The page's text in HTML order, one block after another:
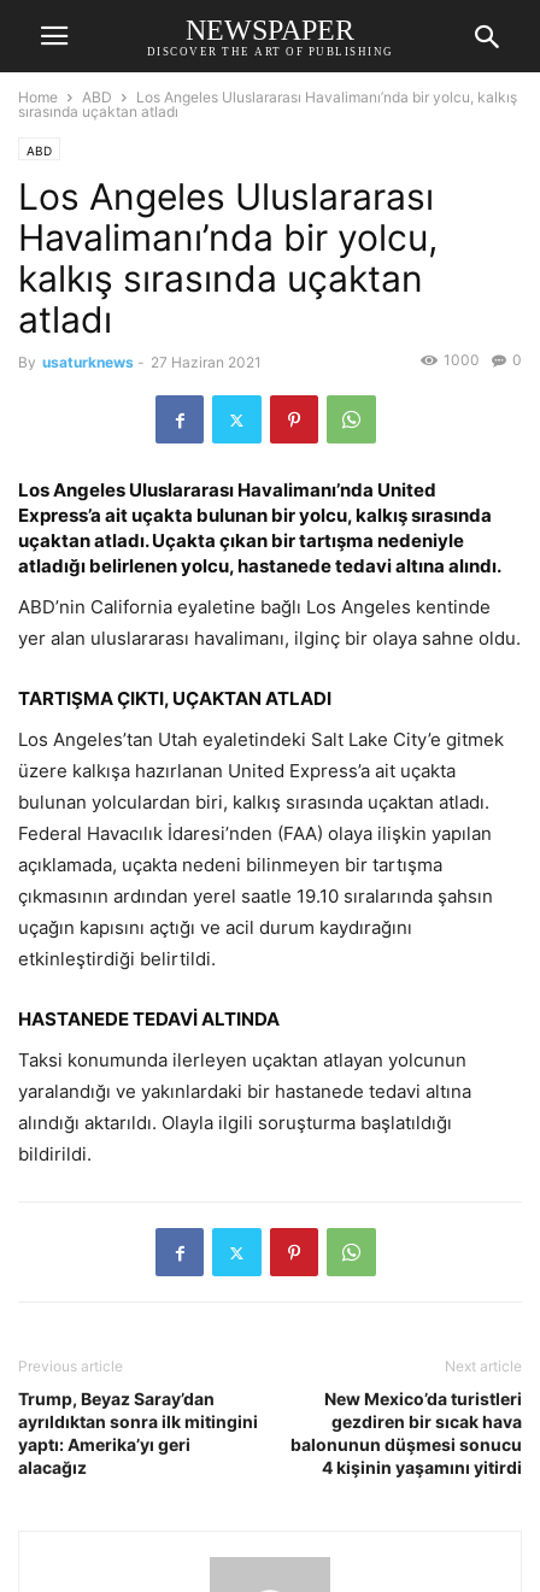
NEWSPAPER
DISCOVER THE ART OF PUBLISHING
Home ABD
Los Angeles Uluslararası Havalimanı’nda bir yolcu, kalkış
sırasında uçaktan atladı
ABD
Los Angeles Uluslararası
Havalimanı’nda bir yolcu,
kalkış sırasında uçaktan
atladı
By usaturknews - 27 Haziran 2021 0
1000
Los Angeles Uluslararası Havalimanı’nda United
Express’a ait uçakta bulunan bir yolcu, kalkış sırasında
uçaktan atladı. Uçakta çıkan bir tartışma nedeniyle
atladığı belirlenen yolcu, hastanede tedavi altına alındı.
ABD’nin California eyaletine bağlı Los Angeles kentinde
yer alan uluslararası havalimanı, ilginç bir olaya sahne oldu.
TARTIŞMA ÇIKTI, UÇAKTAN ATLADI
Los Angeles’tan Utah eyaletindeki Salt Lake City’e gitmek
üzere kalkışa hazırlanan United Express’a ait uçakta
bulunan yolculardan biri, kalkış sırasında uçaktan atladı.
Federal Havacılık İdaresi’nden (FAA) olaya ilişkin yapılan
açıklamada, uçakta nedeni bilinmeyen bir tartışma
çıkmasının ardından yerel saatle 19.10 sıralarında şahsın
uçağın kapısını açtığı ve acil durum kaydırağını
etkinleştirdiği belirtildi.
HASTANEDE TEDAVİ ALTINDA
Taksi konumunda ilerleyen uçaktan atlayan yolcunun
yaralandığı ve yakınlardaki bir hastanede tedavi altına
alındığı aktarıldı. Olayla ilgili soruşturma başlatıldığı
bildirildi.
Previous article
Trump, Beyaz Saray’dan
ayrıldıktan sonra ilk mitingini
yaptı: Amerika’yı geri
alacağız
Next article
New Mexico’da turistleri
gezdiren bir sıcak hava
balonunun düşmesi sonucu
4 kişinin yaşamını yitirdi